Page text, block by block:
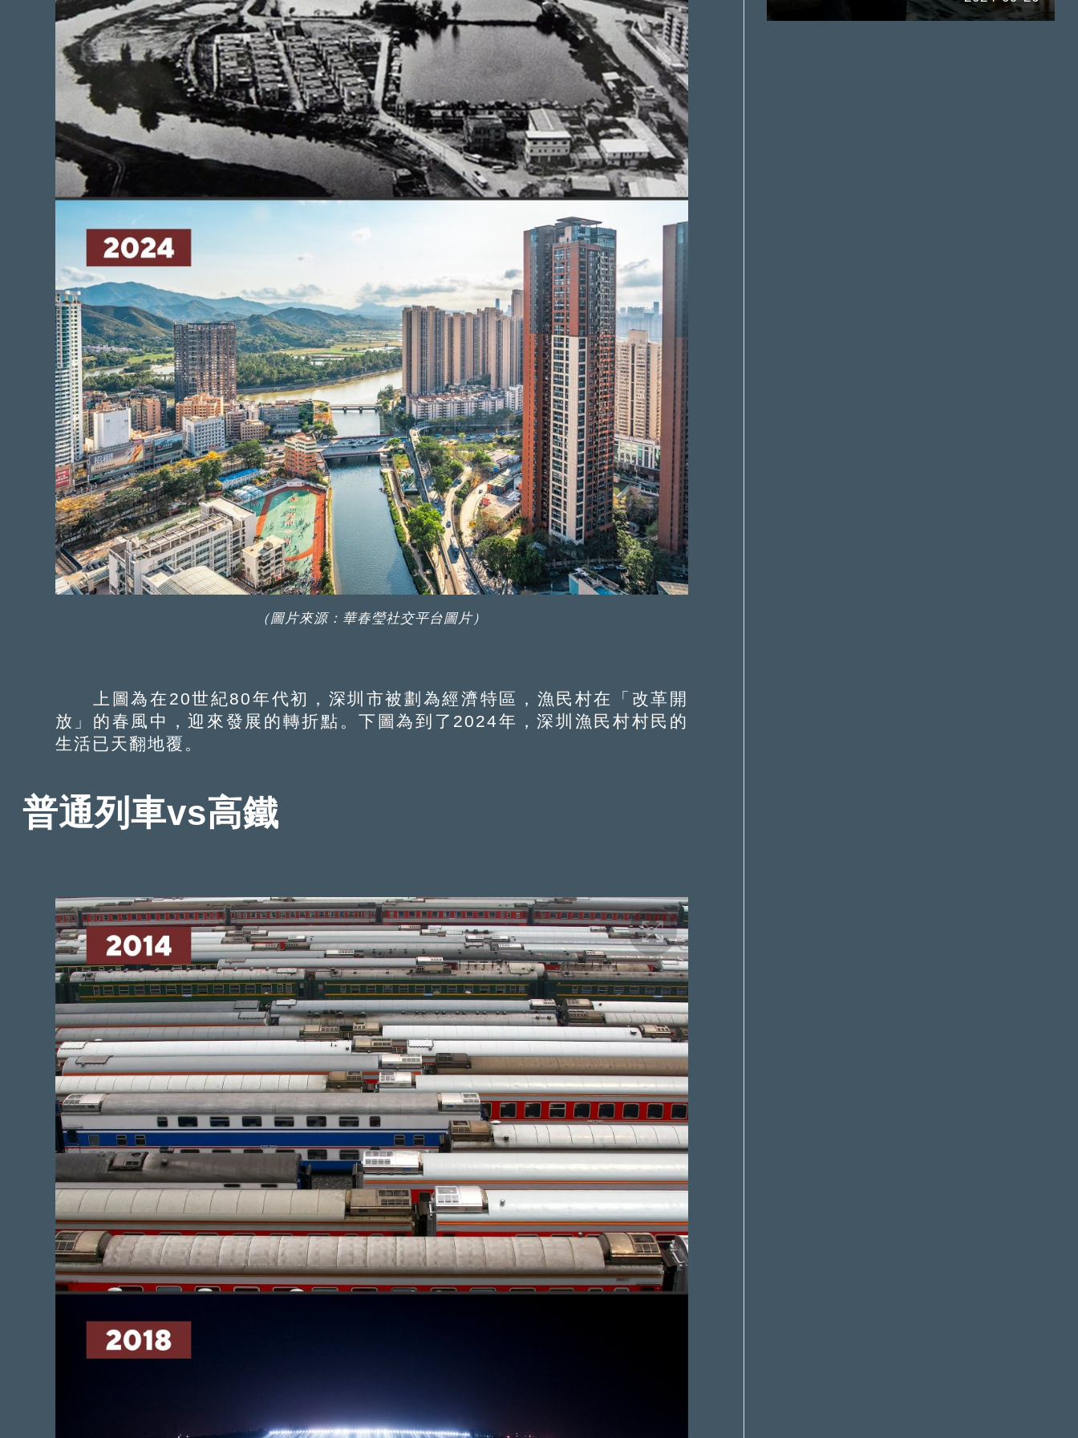
（圖片來源：華春瑩社交平台圖片）
上圖為在20世紀80年代初，深圳市被劃為經濟特區，漁民村在「改革開
放」的春風中，迎來發展的轉折點。下圖為到了2024年，深圳漁民村村民的
生活已天翻地覆。
普通列車vs高鐵